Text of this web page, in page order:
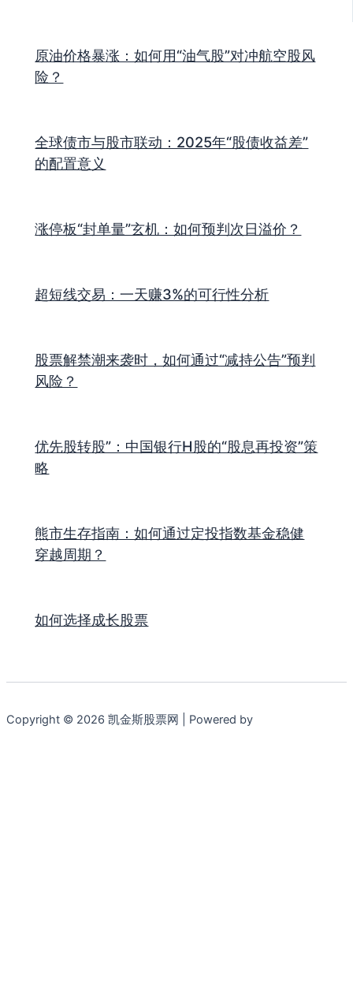
原油价格暴涨：如何用“油气股”对冲航空股风
险？
全球债市与股市联动：2025年“股债收益差”
的配置意义
涨停板“封单量”玄机：如何预判次日溢价？
超短线交易：一天赚3%的可行性分析
股票解禁潮来袭时，如何通过“减持公告”预判
风险？
优先股转股”：中国银行H股的“股息再投资”策
略
熊市生存指南：如何通过定投指数基金稳健
穿越周期？
如何选择成长股票
Copyright © 2026 凯金斯股票网 | Powered by